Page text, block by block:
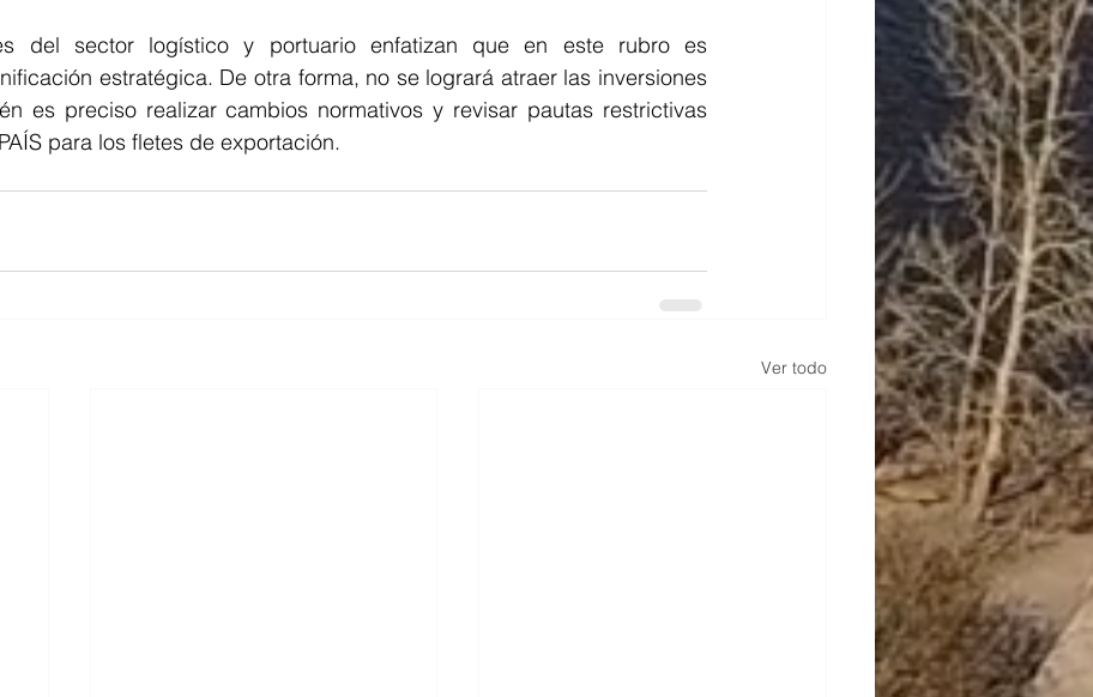
del sector logístico y portuario enfatizan que en este rubro es
estratégica. De otra forma, no se logrará atraer las inversiones
es preciso realizar cambios normativos y revisar pautas restrictivas
para los fletes de exportación.
Ver todo